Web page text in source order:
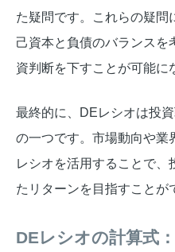
た疑問です。これらの疑問
己資本と負債のバランスを
資判断を下すことが可能に
最終的に、DEレシオは投
の一つです。市場動向や業
レシオを活用することで、
たリターンを目指すことが
DEレシオの計算式